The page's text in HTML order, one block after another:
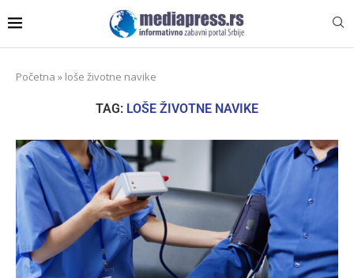
Početna » loše životne navike
TAG: LOŠE ŽIVOTNE NAVIKE